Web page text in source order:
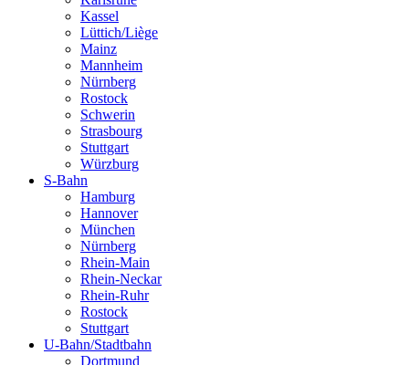
Kassel
Lüttich/Liège
Mainz
Mannheim
Nürnberg
Rostock
Schwerin
Strasbourg
Stuttgart
Würzburg
S-Bahn
Hamburg
Hannover
München
Nürnberg
Rhein-Main
Rhein-Neckar
Rhein-Ruhr
Rostock
Stuttgart
U-Bahn/Stadtbahn
Dortmund